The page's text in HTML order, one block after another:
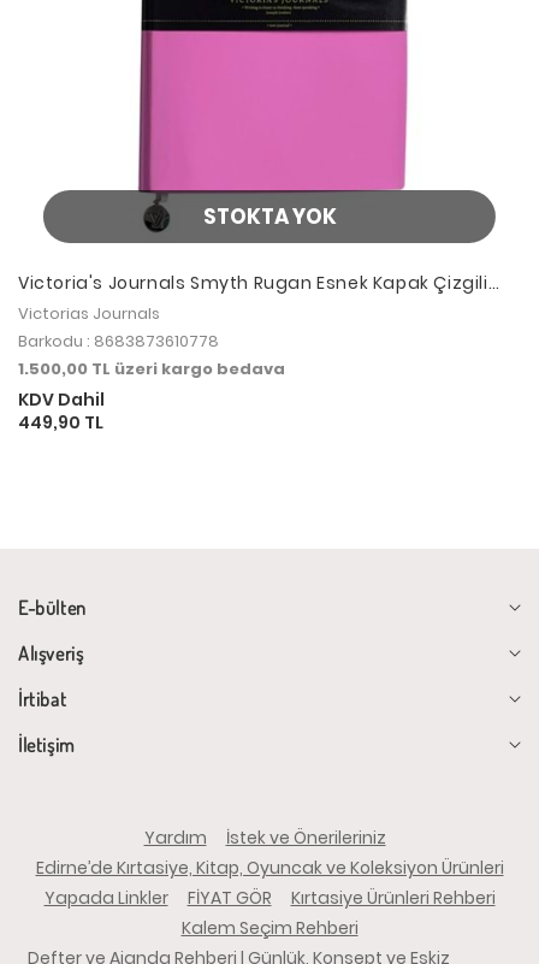
STOKTA YOK
Victoria's Journals Smyth Rugan Esnek Kapak Çizgili
Defter 14.8x21 cm Pembe
Victorias Journals
Barkodu : 8683873610778
1.500,00 TL üzeri kargo bedava
KDV Dahil
449,90 TL
E-bülten
Alışveriş
İrtibat
İletişim
Yardım
İstek ve Önerileriniz
Edirne’de Kırtasiye, Kitap, Oyuncak ve Koleksiyon Ürünleri
Yapada Linkler
FİYAT GÖR
Kırtasiye Ürünleri Rehberi
Kalem Seçim Rehberi
Defter ve Ajanda Rehberi | Günlük, Konsept ve Eskiz